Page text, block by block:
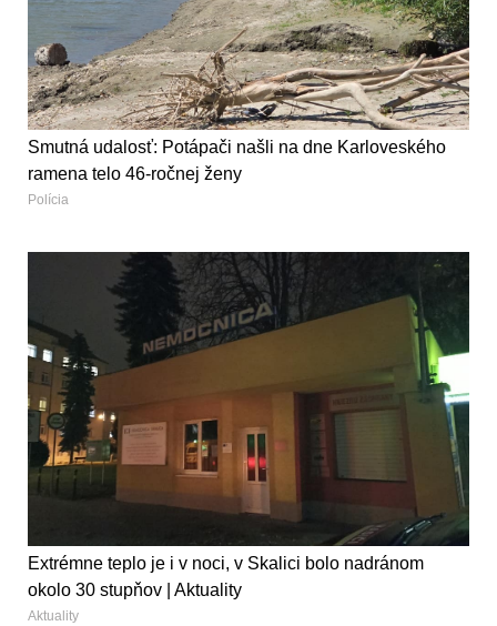
Smutná udalosť: Potápači našli na dne Karloveského
ramena telo 46-ročnej ženy
Polícia
Extrémne teplo je i v noci, v Skalici bolo nadránom
okolo 30 stupňov | Aktuality
Aktuality